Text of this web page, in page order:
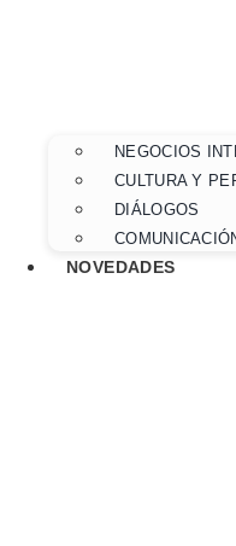
NEGOCIOS
CULTURA Y
DIÁLOGOS
NOVEDADES